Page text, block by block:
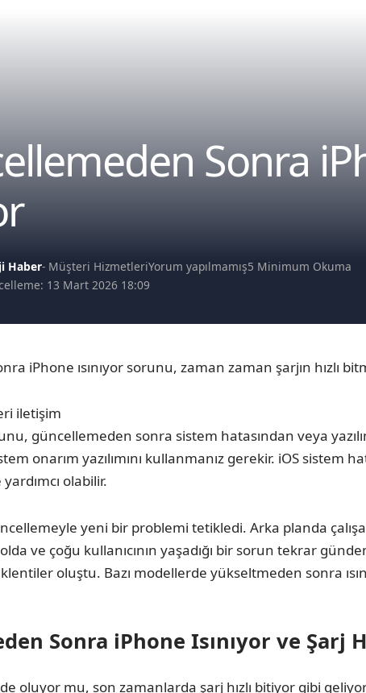
Sonra
13 Mart 2026 18:09
Haber- Müşteri HizmetleriYorum yapılmamış5 Minimum Okuma
iPhone ısınıyor sorunu, zaman zaman şarjın hızlı
güncellemeden sonra sistem hatasından veya
onarım yazılımını kullanmanız gerekir. iOS
olabilir.
yeni bir problemi tetikledi. Arka planda
ve çoğu kullanıcının yaşadığı bir sorun tekrar
oluştu. Bazı modellerde yükseltmeden sonra
Sonra iPhone Isınıyor ve Şarj
oluyor mu, son zamanlarda şarj hızlı bitiyor gibi